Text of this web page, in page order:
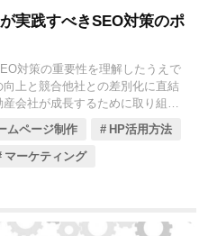
実践すべきSEO対策のポ
対策の重要性を理解したうえで
上と競合他社との差別化に直結
会社が成長するために取り組む
ていきましょう。
ムページ制作
HP活用方法
マーケティング